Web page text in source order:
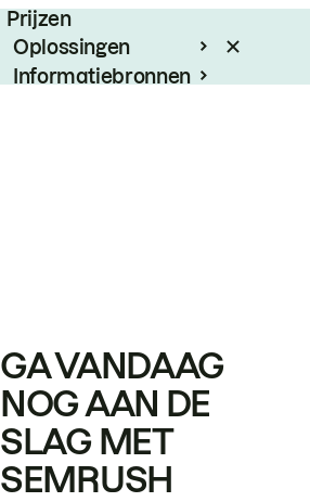
Prijzen
Oplossingen
Informatiebronnen
GA VANDAAG
NOG AAN DE
SLAG MET
SEMRUSH